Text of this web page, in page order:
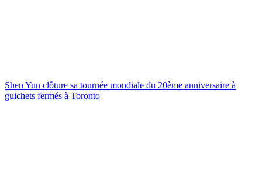
Shen Yun clôture sa tournée mondiale du 20ème anniversaire à
guichets fermés à Toronto